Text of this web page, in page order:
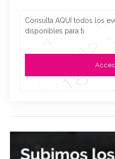
Consulta AQUÍ todos los
disponibles para ti.